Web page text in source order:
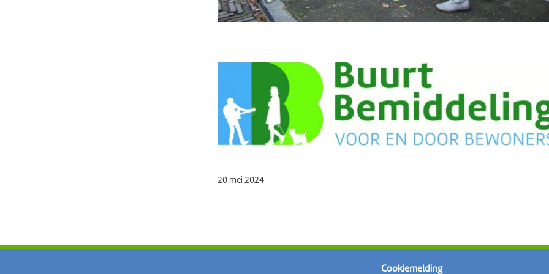
20 mei 2024
Meer informatie of op zoek naar een leuke baan bij
Cookiemelding